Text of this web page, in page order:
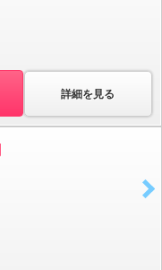
詳細を見る